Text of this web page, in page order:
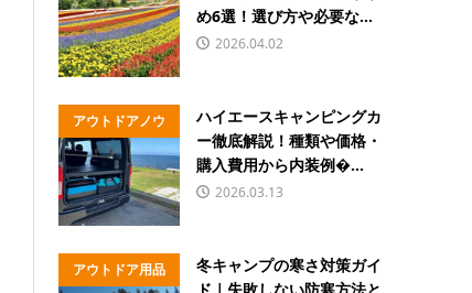
ハウ
め6選！選び方や必要な...
2026.04.02
アウトドアノウ
ハウ
ハイエースキャンピングカ
ー徹底解説！種類や価格・
購入費用から内装例�...
2026.03.13
アウトドア用品
冬キャンプの寒さ対策ガイ